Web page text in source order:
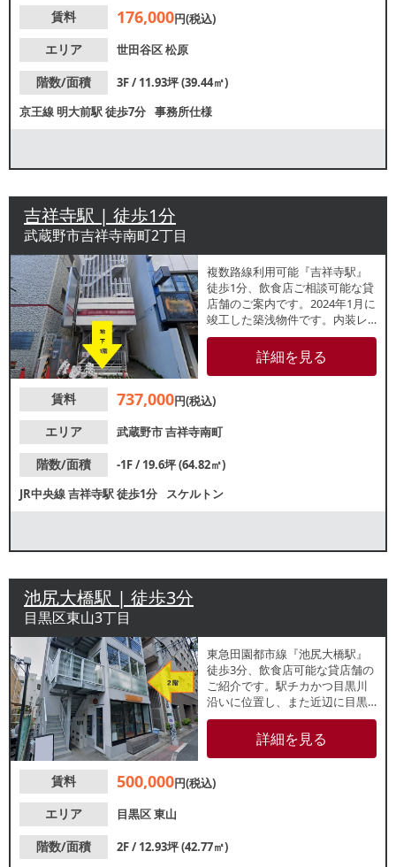
賃料 176,000円(税込)
エリア
世田谷区松原
階数/面積
3F / 11.93坪 (39.44㎡)
京王線明大前駅徒歩7分 事務所仕様
吉祥寺駅 | 徒歩1分
武蔵野市吉祥寺南町2丁目
複数路線利用可能『吉祥寺駅』
徒歩1分、飲食店ご相談可能な貸
店舗のご案内です。2024年1月に
竣工した築浅物件です。内装レ
イアウト自由自在なスケルトン
での引渡しです。諸条件等、お
気軽にお問合せください。
詳細を見る
賃料 737,000円(税込)
エリア
武蔵野市吉祥寺南町
階数/面積
-1F / 19.6坪 (64.82㎡)
JR中央線吉祥寺駅徒歩1分 スケルトン
池尻大橋駅 | 徒歩3分
目黒区東山3丁目
東急田園都市線『池尻大橋駅』
徒歩3分、飲食店可能な貸店舗の
ご紹介です。駅チカかつ目黒川
沿いに位置し、また近辺に目黒
天空庭園があるため地域住民か
ら観光で訪れる方まで幅広い客
層の集客が期待できます。詳細
ください。
詳細を見る
賃料 500,000円(税込)
エリア
目黒区東山
階数/面積 2F / 12.93坪 (42.77㎡)